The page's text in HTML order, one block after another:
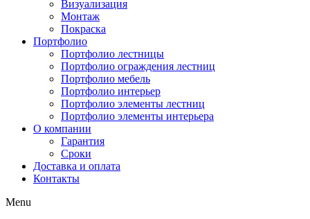
Визуализация
Монтаж
Покраска
Портфолио
Портфолио лестницы
Портфолио ограждения лестниц
Портфолио мебель
Портфолио интерьер
Портфолио элементы лестниц
Портфолио элементы интерьера
О компании
Гарантия
Сроки
Доставка и оплата
Контакты
Menu